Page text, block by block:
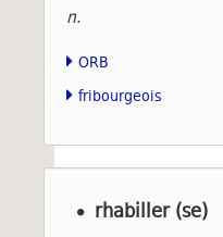
n.
ORB
fribourgeois
rhabiller (se)